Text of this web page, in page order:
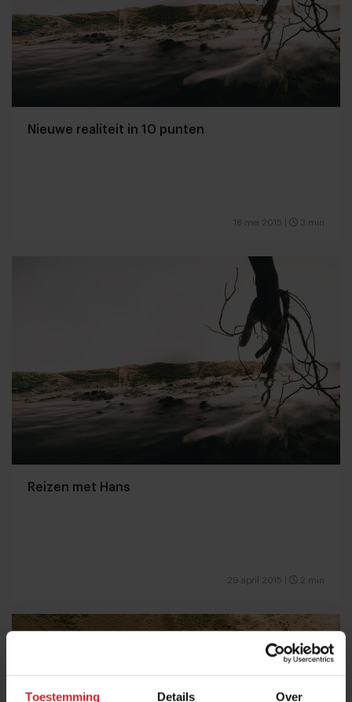
Toestemming Details Over
Nieuwe realiteit in 10 punten
18 mei 2015 3 min
Reizen met Hans
29 april 2015 2 min